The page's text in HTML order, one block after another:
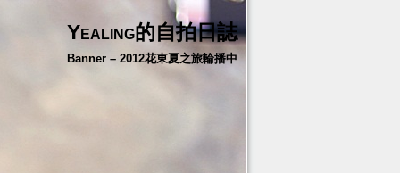
Yealing的自拍日誌
Banner – 2012花東夏之旅輪播中